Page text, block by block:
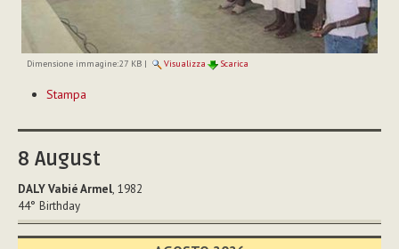
Dimensione immagine:27 KB| Visualizza Scarica
sul
Stampa
8 August
DALY Vabié Armel, 1982
44° Birthday